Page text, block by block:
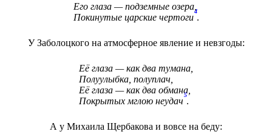
Его глаза — подземные озера,
Покинутые царские чертоги
4
.
У Заболоцкого на атмосферное явление и невзгоды:
Её глаза — как два тумана,
Полуулыбка, полуплач,
Её глаза — как два обмана,
Покрытых мглою неудач
5
.
А у Михаила Щербакова и вовсе на беду: